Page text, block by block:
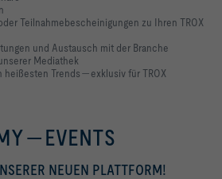
Teilnahmebescheinigungen zu Ihren TROX
und Austausch mit der Branche
Mediathek
heißesten Trends — exklusiv für TROX
— EVENTS
NEUEN PLATTFORM!